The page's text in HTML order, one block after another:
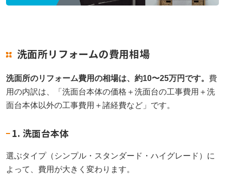
洗面所リフォームの費用相場
洗面所のリフォーム費用の相場は、約10〜25万円です。 費
用の内訳は、「洗面台本体の価格＋洗面台の工事費用＋洗
面台本体以外の工事費用＋諸経費など」です。
1. 洗面台本体
選ぶタイプ（シンプル・スタンダード・ハイグレード）に
よって、費用が大きく変わります。